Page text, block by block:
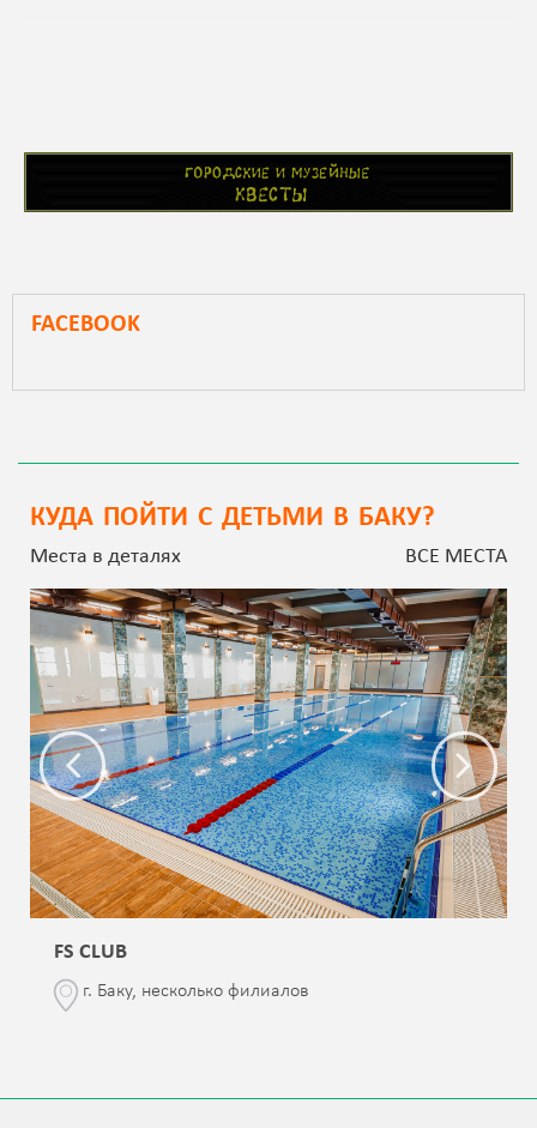
FACEBOOK
КУДА ПОЙТИ С ДЕТЬМИ В БАКУ?
Места в деталях ВСЕ МЕСТА
FS CLUB
г. Баку, несколько филиалов